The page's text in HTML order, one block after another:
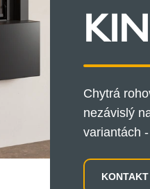
Chytrá
nezávislý
variantách